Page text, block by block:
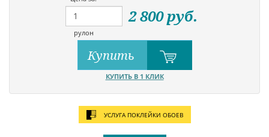
рулон
2 800руб.
Купить
КУПИТЬ В 1 КЛИК
УСЛУГА ПОКЛЕЙКИ ОБОЕВ